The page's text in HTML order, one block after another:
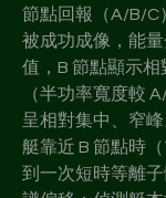
節點回報（A/B/C
被成功成像，能
值，B 節點顯示
（半功率寬度較
呈相對集中、窄
艇靠近 B 節點時
到一次短時等離